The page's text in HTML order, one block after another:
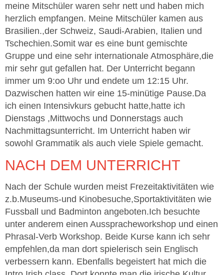
meine Mitschüler waren sehr nett und haben mich
herzlich empfangen. Meine Mitschüler kamen aus
Brasilien.,der Schweiz, Saudi-Arabien, Italien und
Tschechien.Somit war es eine bunt gemischte
Gruppe und eine sehr internationale Atmosphäre,die
mir sehr gut gefallen hat. Der Unterricht begann
immer um 9:oo Uhr und endete um 12:15 Uhr.
Dazwischen hatten wir eine 15-minütige Pause.Da
ich einen Intensivkurs gebucht hatte,hatte ich
Dienstags ,Mittwochs und Donnerstags auch
Nachmittagsunterricht. Im Unterricht haben wir
sowohl Grammatik als auch viele Spiele gemacht.
NACH DEM UNTERRICHT
Nach der Schule wurden meist Frezeitaktivitäten wie
z.b.Museums-und Kinobesuche,Sportaktivitäten wie
Fussball und Badminton angeboten.Ich besuchte
unter anderem einen Ausspracheworkshop und einen
Phrasal-Verb Workshop. Beide Kurse kann ich sehr
empfehlen,da man dort spielerisch sein Englisch
verbessern kann. Ebenfalls begeistert hat mich die